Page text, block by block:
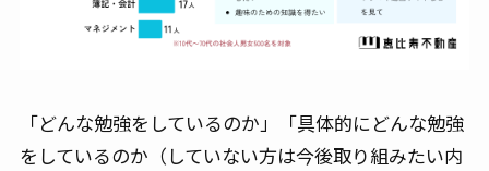
「どんな勉強をしているのか」「具体的にどんな勉強
をしているのか（していない方は今後取り組みたい内